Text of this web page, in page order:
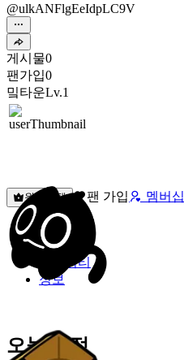
@ulkANFlgEeIdpLC9V
게시물0
팬가입0
밐타운Lv.1
원픽선택 팬 가입 멤버십
밐타운
피드
커뮤니티
정보
오늘 일정